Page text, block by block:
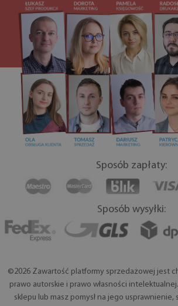
Sposób zapłaty:
Sposób wysyłki:
©2026 Zawartość platformy sprzedażowej jest
prawo autorskie i prawo własności
sklepu lub masz pomysł na jego usprawnienie,